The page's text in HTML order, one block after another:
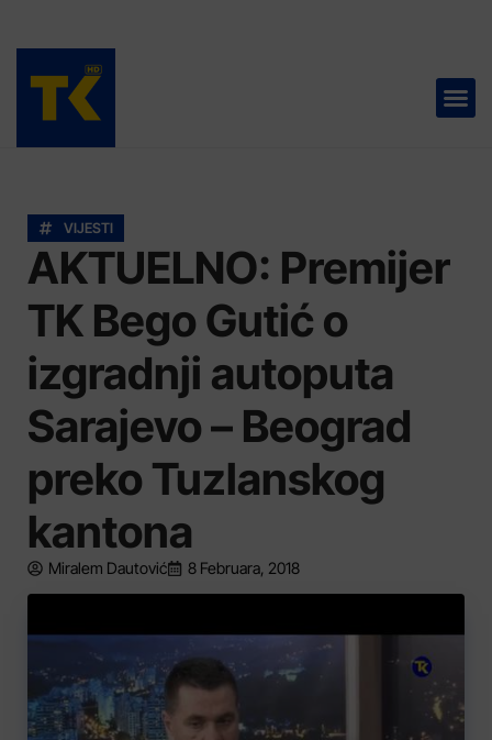
VIJESTI
AKTUELNO: Premijer
TK Bego Gutić o
izgradnji autoputa
Sarajevo – Beograd
preko Tuzlanskog
kantona
Miralem Dautović 8 Februara, 2018